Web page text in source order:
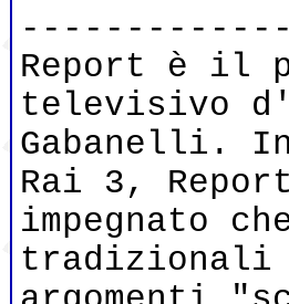
Report è il
televisivo
Gabanelli.
Rai 3,
impegnato
tradizionali